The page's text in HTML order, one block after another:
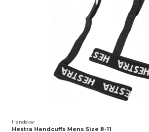
Handskar
Hestra Handcuffs Mens Size 8-11